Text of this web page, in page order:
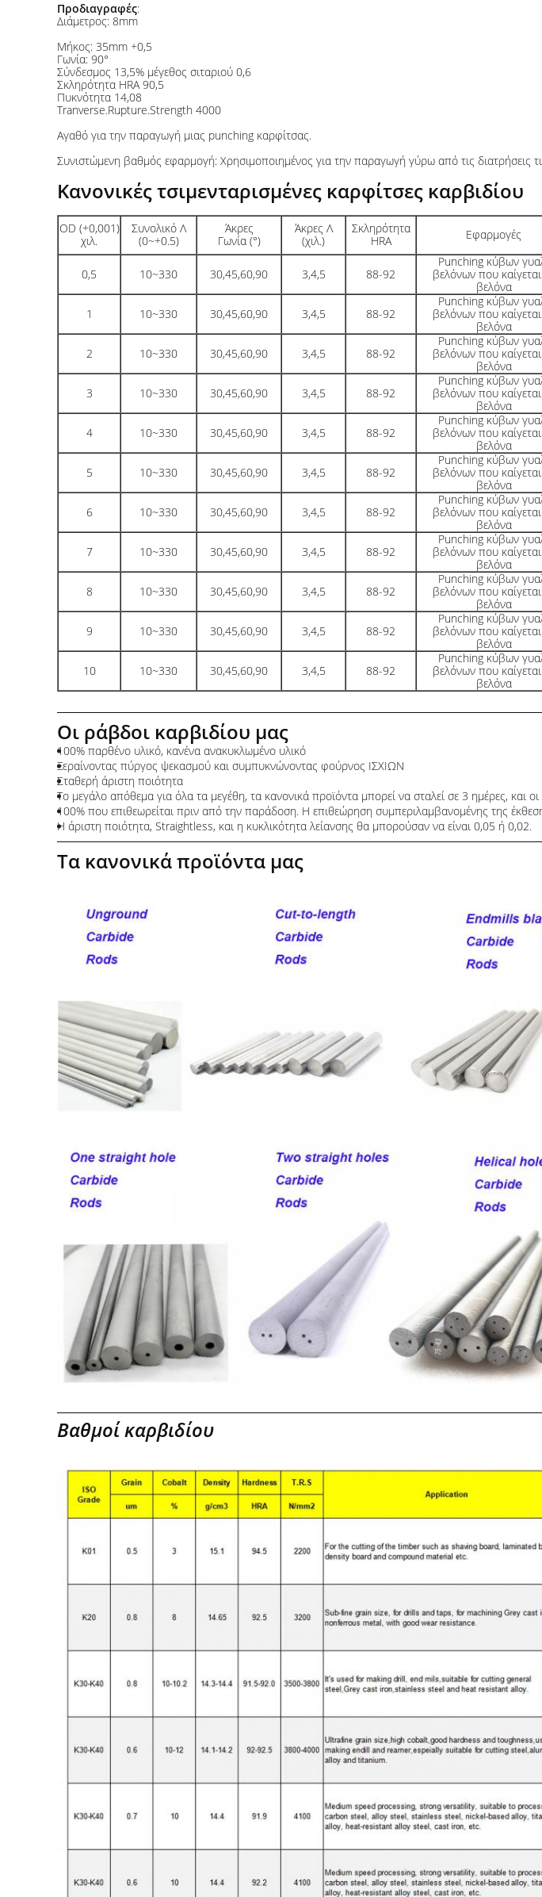
Προδιαγραφές:
Διάμετρος: 8mm
Μήκος: 35mm +0,5
Γωνία: 90°
Σύνδεσμος 13,5% μέγεθος σιταριού 0,6
Σκληρότητα HRA 90,5
Πυκνότητα 14,08
Tranverse.Rupture.Strength 4000
Αγαθό για την παραγωγή μιας punching καρφίτσας.
Συνιστώμενη βαθμός εφαρμογή: Χρησιμοποιημένος για την παραγωγή γύρω από τις
Κανονικές τσιμενταρισμένες καρφίτσες καρβιδίου
OD (+0,001)
χιλ.
Συνολικό Λ
(0~+0.5)
Άκρες
Γωνία (°)
Άκρες Λ
(χιλ.)
Σκληρότητα
HRA
Εφαρμογές
0,5 10~330 30,45,60,90 3,4,5 88-92
Punching κύβων
βελόνων που
βελόνα
1
10~330 30,45,60,90 3,4,5 88-92
Punching κύβων
βελόνων που
βελόνα
2
10~330 30,45,60,90 3,4,5 88-92
Punching κύβων
βελόνων που
βελόνα
3
10~330 30,45,60,90 3,4,5 88-92
Punching κύβων
βελόνων που
βελόνα
4
10~330 30,45,60,90 3,4,5 88-92
Punching κύβων
βελόνων που
βελόνα
5
10~330 30,45,60,90 3,4,5 88-92
Punching κύβων
βελόνων που
βελόνα
6
10~330 30,45,60,90 3,4,5 88-92
Punching κύβων
βελόνων που
βελόνα
7
10~330 30,45,60,90 3,4,5 88-92
Punching κύβων
βελόνων που
βελόνα
8
10~330 30,45,60,90 3,4,5 88-92
Punching κύβων
βελόνων που
βελόνα
9
10~330 30,45,60,90 3,4,5 88-92
Punching κύβων
βελόνων που
βελόνα
10
10~330 30,45,60,90 3,4,5 88-92
Punching κύβων
βελόνων που
βελόνα
Οι ράβδοι καρβιδίου μας
100% παρθένο υλικό, κανένα ανακυκλωμένο υλικό
Ξεραίνοντας πύργος ψεκασμού και συμπυκνώνοντας φούρνος ΙΣΧΙΩΝ
Σταθερή άριστη ποιότητα
Το μεγάλο απόθεμα για όλα τα μεγέθη, τα κανονικά προϊόντα μπορεί να σταλεί σε 3 ημέρες, και
100% που επιθεωρείται πριν από την παράδοση. Η επιθεώρηση συμπεριλαμβανομένης της
Η άριστη ποιότητα, Straightless, και η κυκλικότητα λείανσης θα μπορούσαν να είναι 0,05 ή 0,02.
Τα κανονικά προϊόντα μας
Βαθμοί καρβιδίου